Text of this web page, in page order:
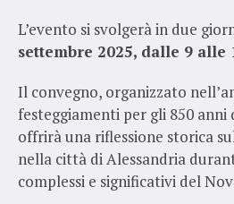
L’evento si svolgerà in due
settembre 2025, dalle 9 alle
Il convegno, organizzato
festeggiamenti per gli 850 anni
offrirà una riflessione storica
nella città di Alessandria
complessi e significativi del